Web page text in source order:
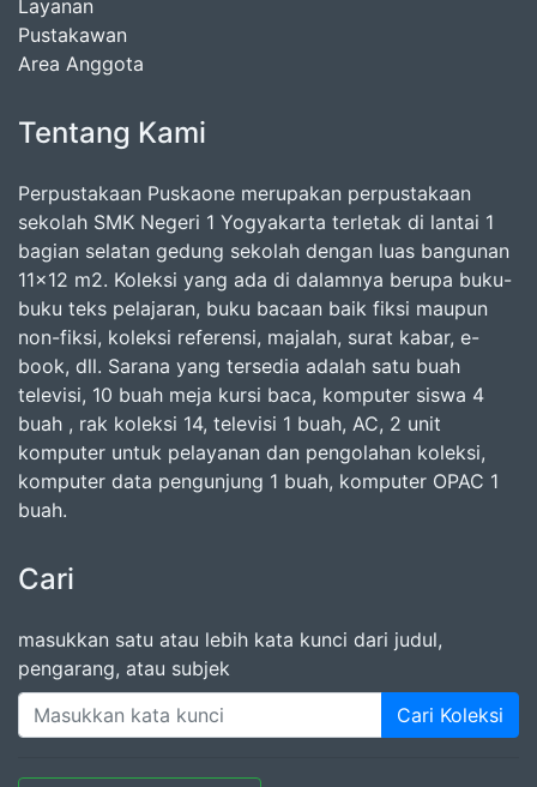
Layanan
Pustakawan
Area Anggota
Tentang Kami
Perpustakaan Puskaone merupakan perpustakaan
sekolah SMK Negeri 1 Yogyakarta terletak di lantai 1
bagian selatan gedung sekolah dengan luas bangunan
11x12 m2. Koleksi yang ada di dalamnya berupa buku-
buku teks pelajaran, buku bacaan baik fiksi maupun
non-fiksi, koleksi referensi, majalah, surat kabar, e-
book, dll. Sarana yang tersedia adalah satu buah
televisi, 10 buah meja kursi baca, komputer siswa 4
buah , rak koleksi 14, televisi 1 buah, AC, 2 unit
komputer untuk pelayanan dan pengolahan koleksi,
komputer data pengunjung 1 buah, komputer OPAC 1
buah.
Cari
masukkan satu atau lebih kata kunci dari judul,
pengarang, atau subjek
Cari Koleksi